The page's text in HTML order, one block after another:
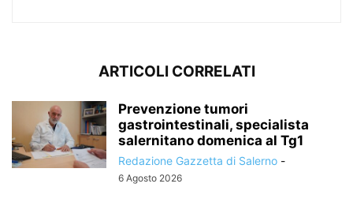
ARTICOLI CORRELATI
Prevenzione tumori
gastrointestinali, specialista
salernitano domenica al Tg1
Redazione Gazzetta di Salerno -
6 Agosto 2026